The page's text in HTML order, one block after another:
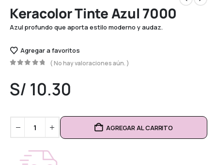
Keracolor Tinte Azul 7000
Azul profundo que aporta estilo moderno y audaz.
Agregar a favoritos
( No hay valoraciones aún. )
S/ 10.30
AGREGAR AL CARRITO